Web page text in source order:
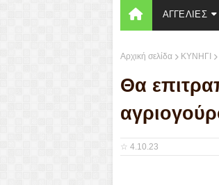
ΑΓΓΕΛΙΕΣ
Αρχική σελίδα ΚΥΝΗΓΙ
Θα
☆ 4.10.23